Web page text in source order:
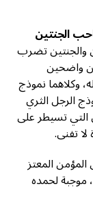
الجنتين
والجنتين تضرب
واضحين
وكلاهما نموذج
الرجل الثري
التي تسيطر على
تفنى.
المعتز
موجبة لحمده